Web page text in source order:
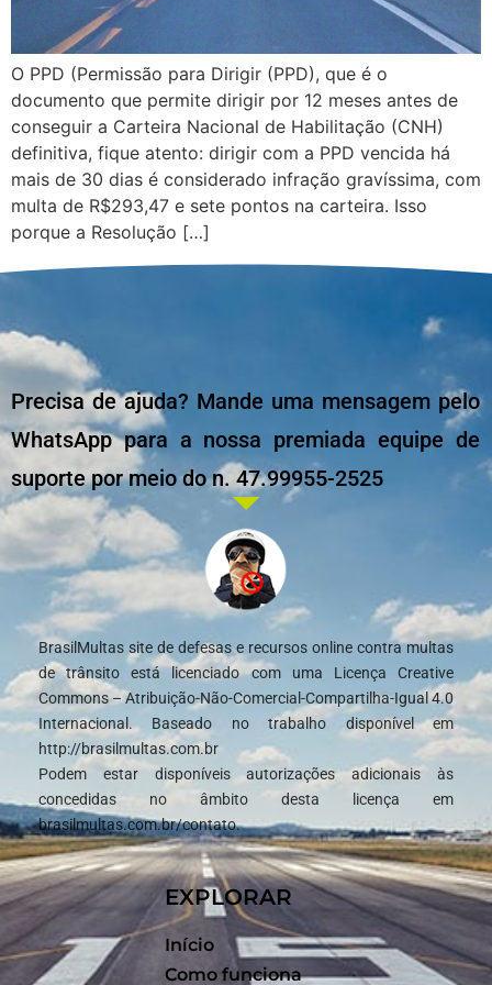
O PPD (Permissão para Dirigir (PPD), que é o
documento que permite dirigir por 12 meses antes de
conseguir a Carteira Nacional de Habilitação (CNH)
definitiva, fique atento: dirigir com a PPD vencida há
mais de 30 dias é considerado infração gravíssima, com
multa de R$293,47 e sete pontos na carteira. Isso
porque a Resolução […]
Precisa de ajuda? Mande uma mensagem pelo
WhatsApp para a nossa premiada equipe de
suporte por meio do n. 47.99955-2525
BrasilMultas site de defesas e recursos online contra multas
de trânsito está licenciado com uma Licença Creative
Commons – Atribuição-Não-Comercial-Compartilha-Igual 4.0
Internacional. Baseado no trabalho disponível em
http://brasilmultas.com.br
Podem estar disponíveis autorizações adicionais às
concedidas no âmbito desta licença em
brasilmultas.com.br/contato.
EXPLORAR
Início
Como funciona